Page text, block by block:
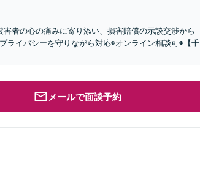
者の心の痛みに寄り添い、損害賠償の示談交渉から
ライバシーを守りながら対応◉オンライン相談可◉【千
メールで面談予約